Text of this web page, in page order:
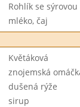
Rohlík se
mléko, čaj
Květáková
znojemská
dušená rýže
sirup